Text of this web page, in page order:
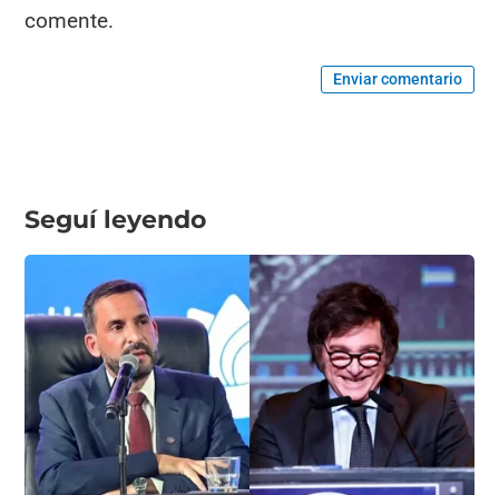
comente.
Enviar comentario
Seguí leyendo